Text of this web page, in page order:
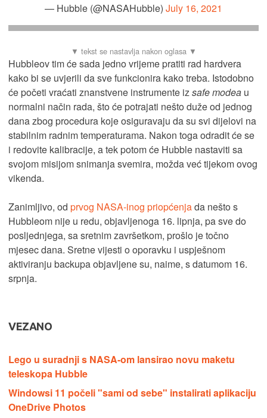
— Hubble (@NASAHubble) July 16, 2021
Hubbleov tim će sada jedno vrijeme pratiti rad hardvera
kako bi se uvjerili da sve funkcionira kako treba. Istodobno
će početi vraćati znanstvene instrumente izsafe modea u
normalni način rada, što će potrajati nešto duže od jednog
dana zbog procedura koje osiguravaju da su svi dijelovi na
stabilnim radnim temperaturama. Nakon toga odradit će se
i redovite kalibracije, a tek potom će Hubble nastaviti sa
svojom misijom snimanja svemira, možda već tijekom ovog
vikenda.
Zanimljivo, od prvog NASA-inog priopćenjada nešto s
Hubbleom nije u redu, objavljenoga 16. lipnja, pa sve do
posljednjega, sa sretnim završetkom, prošlo je točno
mjesec dana. Sretne vijesti o oporavku i uspješnom
aktiviranju backupa objavljene su, naime, s datumom 16.
srpnja.
VEZANO
Lego u suradnji s NASA-om lansirao novu maketu
teleskopa Hubble
Windowsi 11 počeli "sami od sebe" instalirati aplikaciju
OneDrive Photos